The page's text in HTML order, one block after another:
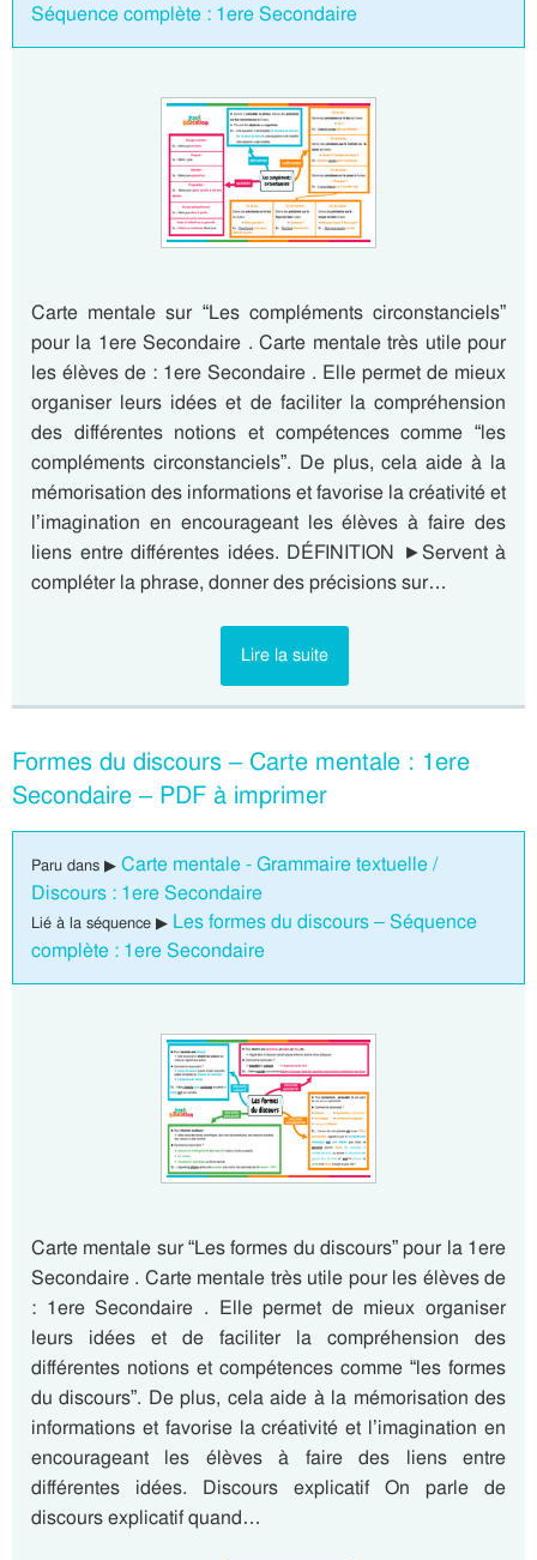
Séquence complète : 1ere Secondaire
Carte mentale sur “Les compléments circonstanciels”
pour la 1ere Secondaire . Carte mentale très utile pour
les élèves de : 1ere Secondaire . Elle permet de mieux
organiser leurs idées et de faciliter la compréhension
des différentes notions et compétences comme “les
compléments circonstanciels”. De plus, cela aide à la
mémorisation des informations et favorise la créativité et
l’imagination en encourageant les élèves à faire des
liens entre différentes idées. DÉFINITION ►Servent à
compléter la phrase, donner des précisions sur…
Lire la suite
Formes du discours – Carte mentale : 1ere
Secondaire – PDF à imprimer
Paru dans ▶ Carte mentale - Grammaire textuelle /
Discours : 1ere Secondaire
Lié à la séquence ▶ Les formes du discours – Séquence
complète : 1ere Secondaire
Carte mentale sur “Les formes du discours” pour la 1ere
Secondaire . Carte mentale très utile pour les élèves de
: 1ere Secondaire . Elle permet de mieux organiser
leurs idées et de faciliter la compréhension des
différentes notions et compétences comme “les formes
du discours”. De plus, cela aide à la mémorisation des
informations et favorise la créativité et l’imagination en
encourageant les élèves à faire des liens entre
différentes idées. Discours explicatif On parle de
discours explicatif quand…